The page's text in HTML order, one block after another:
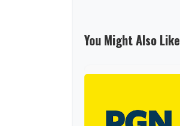
You Might Also Like